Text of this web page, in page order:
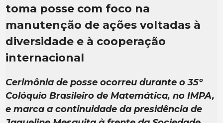
toma posse com foco na
manutenção de ações voltadas à
diversidade e à cooperação
internacional
Cerimônia de posse ocorreu durante o 35º
Colóquio Brasileiro de Matemática, no IMPA,
e marca a continuidade da presidência de